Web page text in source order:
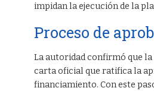
impidan la ejecución de la
Proceso de
La autoridad confirmó que la
carta oficial que ratifica la
financiamiento. Con este